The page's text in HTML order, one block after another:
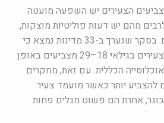
הצעירים יש השפעה מועטה
מהם יש דעות פוליטיות מוצקות,
הם פשוט לא מצביעים. בסקר שנערך ב-33 מדינות נמצא כי
רק 44% מהמבוגרים הצעירים בגילאי 18–29 מצביעים באופן
60% מהאוכלוסייה הכללית. עם זאת, מחקרים
להצביע יותר כאשר מועמד צעיר
אחרת הם פשוט מגלים פחות